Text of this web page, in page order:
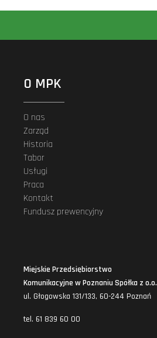
O MPK
O nas
Zarząd
Historia
Tabor
Usługi
Praca
Kontakt
Fundusz prewencyjny
Miejskie Przedsiębiorstwo
Komunikacyjne w Poznaniu Spółka z o.o.
ul. Głogowska 131/133, 60-244 Poznań
tel. 61 839 60 00